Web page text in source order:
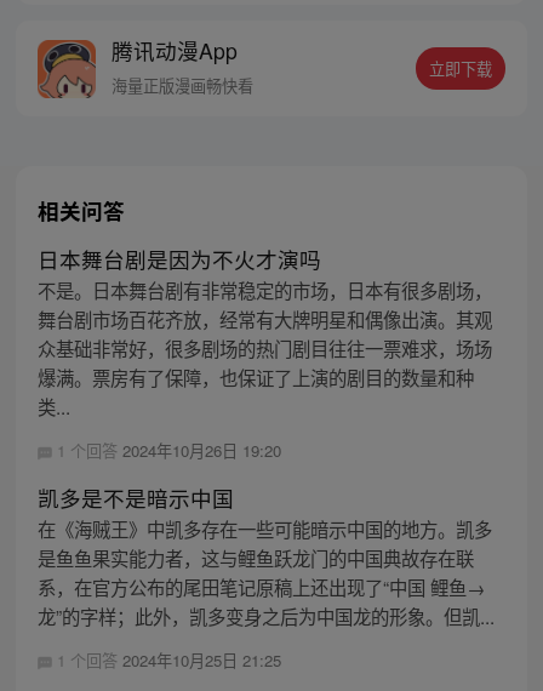
黑白阎君见了他也要问一句：食人心魔何处
来？ 李云心食人，也食人心。
腾讯动漫App
海量正版漫画畅快看
立即下载
相关问答
日本舞台剧是因为不火才演吗
不是。日本舞台剧有非常稳定的市场，日本有很多剧场，
舞台剧市场百花齐放，经常有大牌明星和偶像出演。其观
众基础非常好，很多剧场的热门剧目往往一票难求，场场
爆满。票房有了保障，也保证了上演的剧目的数量和种
类...
1 个回答 2024年10月26日 19:20
凯多是不是暗示中国
在《海贼王》中凯多存在一些可能暗示中国的地方。凯多
是鱼鱼果实能力者，这与鲤鱼跃龙门的中国典故存在联
系，在官方公布的尾田笔记原稿上还出现了“中国 鲤鱼→
龙”的字样；此外，凯多变身之后为中国龙的形象。但凯...
1 个回答 2024年10月25日 21:25